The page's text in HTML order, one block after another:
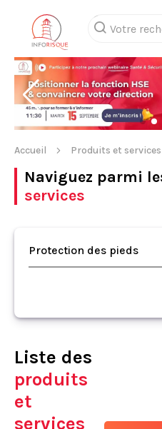
Accueil Produits et services
Naviguez parmi
services
Protection des pieds
Liste des
produits
et
services